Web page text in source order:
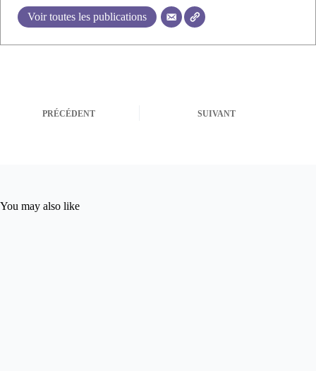
Voir toutes les publications
PRÉCÉDENT SUIVANT
You may also like